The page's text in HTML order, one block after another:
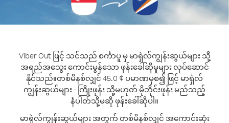
Viber Out ဖြင့် သင်သည် စင်္ကာပူ မှ မာရှဲလ်ကျွန်းဆွယ်များ သို့
အရည်အသွေး ကောင်းမွန်သော ဖုန်းခေါ်ဆိုမှုများ လုပ်ဆောင်
နိုင်သည်။တစ်မိနစ်လျှင် 45.0 ¢ ပမာဏမှစ၍ ဖြင့် မာရှဲလ်
ကျွန်းဆွယ်များ - ကြိုးဖုန်း သို့မဟုတ် မိုဘိုင်းဖုန်း မည်သည့်
နံပါတ်သို့မဆို ဖုန်းခေါ်ဆိုပါ။
မာရှဲလ်ကျွန်းဆွယ်များ အတွက် တစ်မိနစ်လျှင် အကောင်းဆုံး